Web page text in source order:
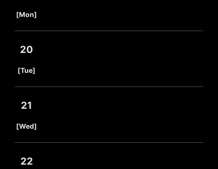
[Mon]
20
[Tue]
21
[Wed]
22